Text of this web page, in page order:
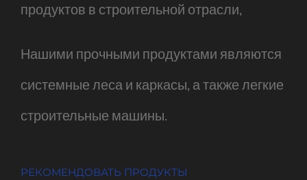
продуктов в строительной отрасли,
Нашими прочными продуктами являются
системные леса и каркасы, а также легкие
строительные машины.
РЕКОМЕНДОВАТЬ ПРОДУКТЫ